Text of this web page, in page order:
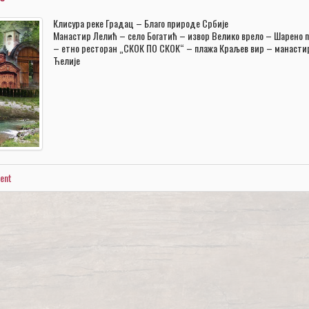
Клисура реке Градац – Благо природе Србије
Манастир Лелић – село Богатић – извор Велико врело – Шарено
– етно ресторан „СКОК ПО СКОК“ – плажа Краљев вир –
Ћелије